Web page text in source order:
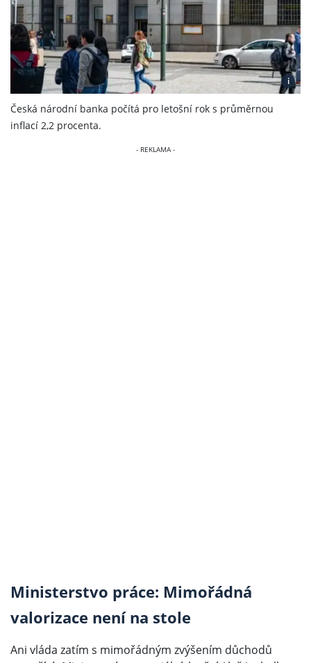
i
Česká národní banka počítá pro letošní rok s průměrnou
inflací 2,2 procenta.
Ministerstvo práce: Mimořádná
valorizace není na stole
Ani vláda zatím s mimořádným zvýšením důchodů